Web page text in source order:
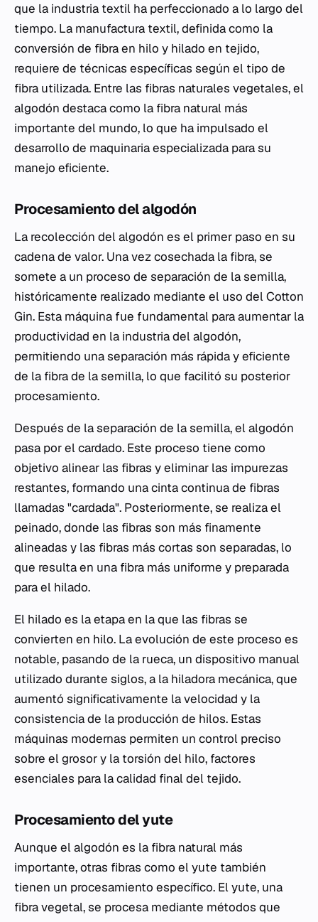
que la industria textil ha perfeccionado a lo largo del
tiempo. La manufactura textil, definida como la
conversión de fibra en hilo y hilado en tejido,
requiere de técnicas específicas según el tipo de
fibra utilizada. Entre las fibras naturales vegetales, el
algodón destaca como la fibra natural más
importante del mundo, lo que ha impulsado el
desarrollo de maquinaria especializada para su
manejo eficiente.
Procesamiento del algodón
La recolección del algodón es el primer paso en su
cadena de valor. Una vez cosechada la fibra, se
somete a un proceso de separación de la semilla,
históricamente realizado mediante el uso del Cotton
Gin. Esta máquina fue fundamental para aumentar la
productividad en la industria del algodón,
permitiendo una separación más rápida y eficiente
de la fibra de la semilla, lo que facilitó su posterior
procesamiento.
Después de la separación de la semilla, el algodón
pasa por el cardado. Este proceso tiene como
objetivo alinear las fibras y eliminar las impurezas
restantes, formando una cinta continua de fibras
llamadas "cardada". Posteriormente, se realiza el
peinado, donde las fibras son más finamente
alineadas y las fibras más cortas son separadas, lo
que resulta en una fibra más uniforme y preparada
para el hilado.
El hilado es la etapa en la que las fibras se
convierten en hilo. La evolución de este proceso es
notable, pasando de la rueca, un dispositivo manual
utilizado durante siglos, a la hiladora mecánica, que
aumentó significativamente la velocidad y la
consistencia de la producción de hilos. Estas
máquinas modernas permiten un control preciso
sobre el grosor y la torsión del hilo, factores
esenciales para la calidad final del tejido.
Procesamiento del yute
Aunque el algodón es la fibra natural más
importante, otras fibras como el yute también
tienen un procesamiento específico. El yute, una
fibra vegetal, se procesa mediante métodos que